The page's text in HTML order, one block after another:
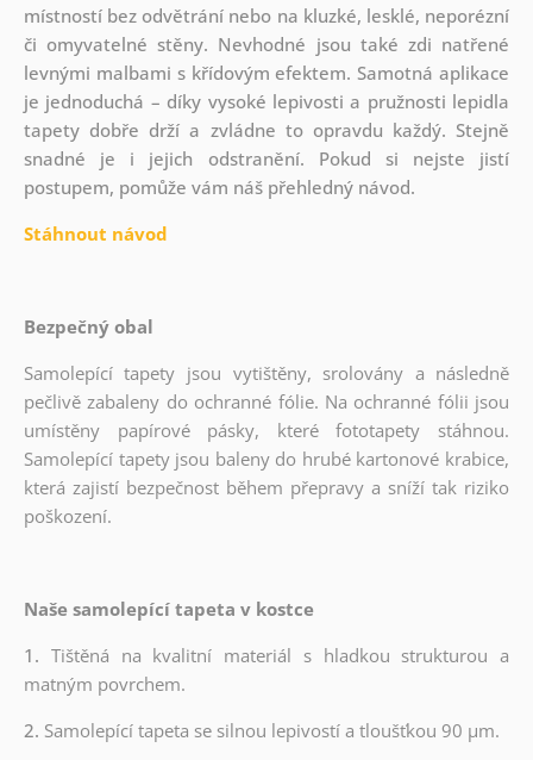
místností bez odvětrání nebo na kluzké, lesklé, neporézní
či omyvatelné stěny. Nevhodné jsou také zdi natřené
levnými malbami s křídovým efektem. Samotná aplikace
je jednoduchá – díky vysoké lepivosti a pružnosti lepidla
tapety dobře drží a zvládne to opravdu každý. Stejně
snadné je i jejich odstranění. Pokud si nejste jistí
postupem, pomůže vám náš přehledný návod.
Stáhnout návod
Bezpečný obal
Samolepící tapety jsou vytištěny, srolovány a následně
pečlivě zabaleny do ochranné fólie. Na ochranné fólii jsou
umístěny papírové pásky, které fototapety stáhnou.
Samolepící tapety jsou baleny do hrubé kartonové krabice,
která zajistí bezpečnost během přepravy a sníží tak riziko
poškození.
Naše samolepící tapeta v kostce
1. Tištěná na kvalitní materiál s hladkou strukturou a
matným povrchem.
2. Samolepící tapeta se silnou lepivostí a tloušťkou 90 µm.